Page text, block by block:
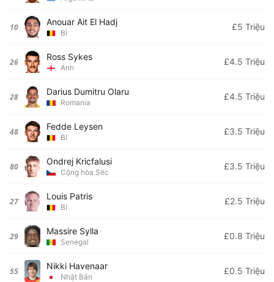
10 Anouar Ait El Hadj
Bỉ
£5 Triệu
26 Ross Sykes
Anh
£4.5 Triệu
28 Darius Dumitru Olaru
Romania
£4.5 Triệu
48 Fedde Leysen
Bỉ
£3.5 Triệu
80 Ondrej Kricfalusi
Cộng hòa Séc
£3.5 Triệu
27 Louis Patris
Bỉ
£2.5 Triệu
29 Massire Sylla
Senegal
£0.8 Triệu
55 Nikki Havenaar
Nhật Bản
£0.5 Triệu